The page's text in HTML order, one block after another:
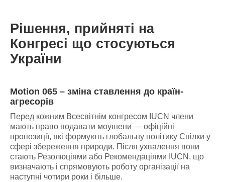
Рішення, прийняті на
Конгресі що стосуються
України
Motion 065 – зміна ставлення до країн-
агресорів
Перед кожним Всесвітнім конгресом IUCN члени
мають право подавати моушени — офіційні
пропозиції, які формують глобальну політику Спілки у
сфері збереження природи. Після ухвалення вони
стають Резолюціями або Рекомендаціями IUCN, що
визначають і спрямовують роботу організації на
наступні чотири роки і більше.